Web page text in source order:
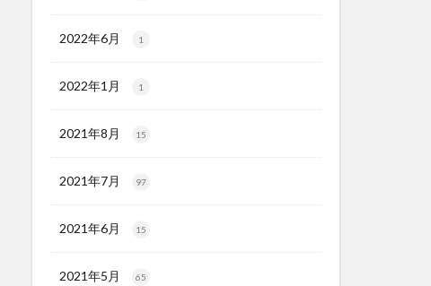
2022年6月 1
2022年1月 1
2021年8月 15
2021年7月 97
2021年6月 15
2021年5月 65